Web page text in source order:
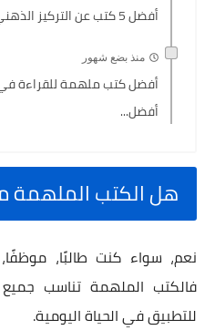
أفضل 5 كتب عن التركيز الذهني وتحسين الانتباه
منذ بضع شهور
أفضل كتب ملهمة للقراءة في
أفضل...
هل الكتب الملهمة
نعم، سواء كنت طالبًا،
فالكتب الملهمة تناسب جميع
للتطبيق في الحياة اليومية.